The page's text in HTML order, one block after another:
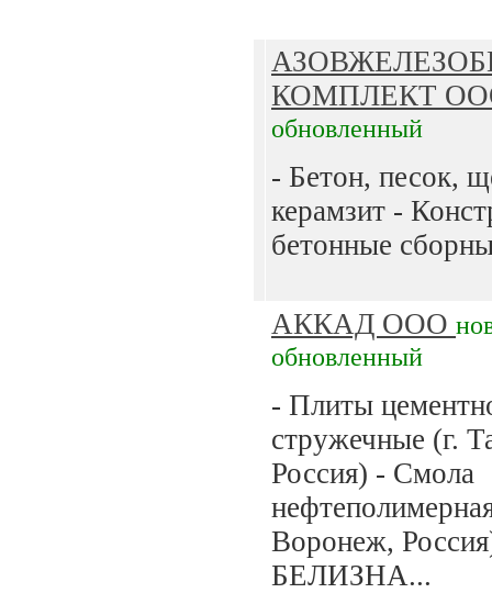
КОМПЛЕКТ
обновленный
- Бетон, песок,
керамзит -
бетонные
АККАД ООО
обновленный
- Плиты
стружечные (г.
Россия) - Смола
Воронеж,
БЕЛИЗНА...